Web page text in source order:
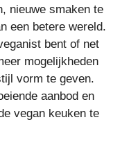
nieuwe smaken te
een betere wereld.
bent of net
mogelijkheden
vorm te geven.
aanbod en
vegan keuken te